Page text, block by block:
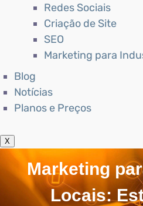
Redes Sociais
Criação de Site
SEO
Marketing para
Blog
Notícias
Planos e Preços
X
Marketing
Locais: